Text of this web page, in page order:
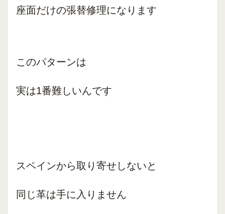
座面だけの張替修理になります
このパターンは
実は1番難しいんです
スペインから取り寄せしないと
同じ革は手に入りません